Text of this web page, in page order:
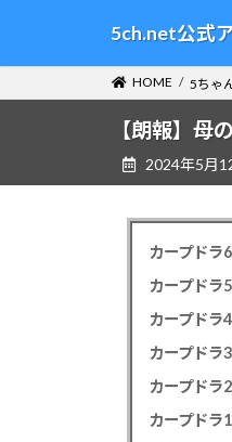
テ
ゲ
5ch.net公式
HOME 5ちゃ
【朗報】母
2024年5月
カープドラ
カープドラ
カープドラ
カープドラ
カープドラ